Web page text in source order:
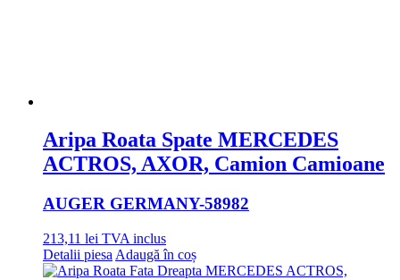
Aripa Roata Spate MERCEDES
ACTROS, AXOR, Camion Camioane
AUGER GERMANY-58982
213,11 lei TVA inclus
Detalii piesa Adaugă în coș